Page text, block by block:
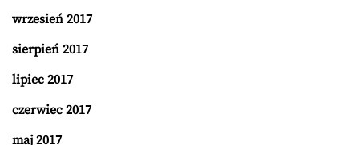
wrzesień 2017
sierpień 2017
lipiec 2017
czerwiec 2017
maj 2017